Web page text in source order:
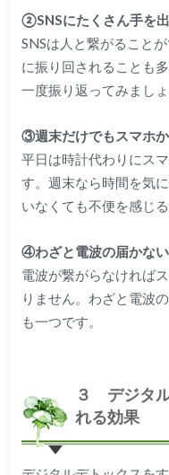
②SNSにたくさん手を
SNSは人と繋がること
に振り回されることも
一度振り返ってみましょ
③週末だけでもスマホ
平日は時計代わりにス
す。週末なら時間を気
いなくても不便を感じ
④わざと電波の届かない
電波が繋がらなければ
りません。わざと電波
も一つです。
３ デジタ
れる効果